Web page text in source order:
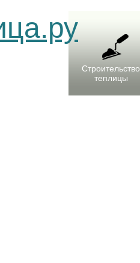
Строительство
теплицы